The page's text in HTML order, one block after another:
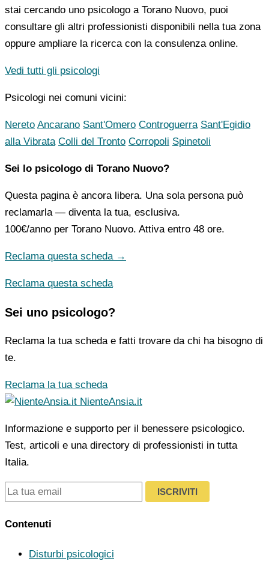
stai cercando uno psicologo a Torano Nuovo, puoi
consultare gli altri professionisti disponibili nella tua zona
oppure ampliare la ricerca con la consulenza online.
Vedi tutti gli psicologi
Psicologi nei comuni vicini:
Nereto Ancarano Sant'Omero Controguerra Sant'Egidio
alla Vibrata Colli del Tronto Corropoli Spinetoli
Sei lo psicologo di Torano Nuovo?
Questa pagina è ancora libera. Una sola persona può
reclamarla — diventa la tua, esclusiva.
100€/anno per Torano Nuovo. Attiva entro 48 ore.
Reclama questa scheda →
Reclama questa scheda
Sei uno psicologo?
Reclama la tua scheda e fatti trovare da chi ha bisogno di
te.
Reclama la tua scheda
NienteAnsia.it
Informazione e supporto per il benessere psicologico.
Test, articoli e una directory di professionisti in tutta
Italia.
ISCRIVITI
Contenuti
Disturbi psicologici